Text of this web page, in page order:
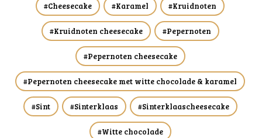
Cheesecake Karamel Kruidnoten
Kruidnoten cheesecake Pepernoten
Pepernoten cheesecake
Pepernoten cheesecake met witte chocolade & karamel
Sint Sinterklaas Sinterklaascheesecake
Witte chocolade